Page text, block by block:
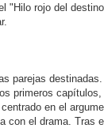
rojo del
parejas destinadas.
primeros
en el
el drama. Tras